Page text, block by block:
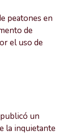
peatones en
de
el uso de
publicó un
la inquietante